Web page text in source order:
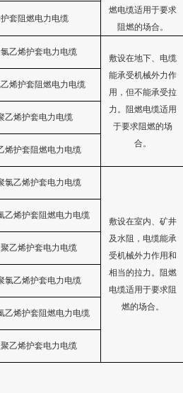
燃电缆适用于要求
阻燃的场合。
套阻燃电力电缆
乙烯护套电力电缆
敷设在地下、电缆
能承受机械外力作
用，但不能承受拉
力。阻燃电缆适用
于要求阻燃的场
合。
烯护套阻燃电力电缆
乙烯护套电力电缆
烯护套阻燃电力电缆
氯乙烯护套电力电缆
敷设在室内、矿井
及水阻，电缆能承
受机械外力作用和
相当的拉力。阻燃
电缆适用于要求阻
燃的场合。
乙烯护套阻燃电力电缆
乙烯护套电力电缆
氯乙烯护套电力电缆
乙烯护套阻燃电力电缆
乙烯护套电力电缆